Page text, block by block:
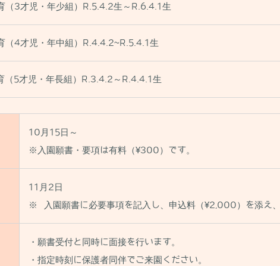
（3才児・年少組）R.5.4.2生～R.6.4.1生
（4才児・年中組）R.4.4.2~R.5.4.1生
（5才児・年長組）R.3.4.2～R.4.4.1生
10月15日～
※入園願書・要項は有料（¥300）です。
11月2日
※ 入園願書に必要事項を記入し、申込料（¥2,000）を添え
・願書受付と同時に面接を行います。
・指定時刻に保護者同伴でご来園ください。